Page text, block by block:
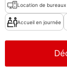
Location de bureaux
Accueil en journée